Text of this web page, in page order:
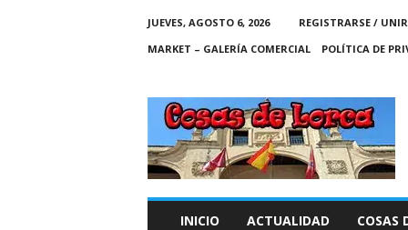
JUEVES, AGOSTO 6, 2026
REGISTRARSE /
MARKET – GALERÍA COMERCIAL
POLÍTICA DE
C
A
S
INICIO ACTUALIDAD COSAS